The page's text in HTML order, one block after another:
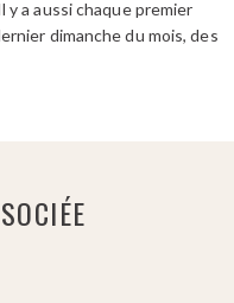
a aussi chaque premier
dimanche du mois, des